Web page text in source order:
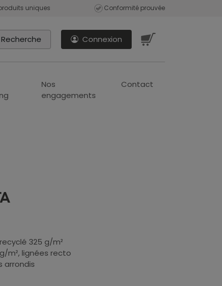
uniques Conformité prouvée
Recherche Connexion
Nos
engagements
Contact
325 g/m²
m², lignées recto
arrondis